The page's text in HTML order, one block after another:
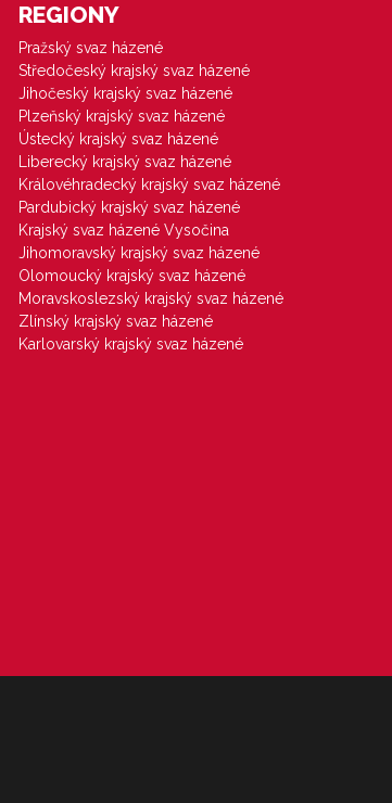
REGIONY
Pražský svaz házené
Středočeský krajský svaz házené
Jihočeský krajský svaz házené
Plzeňský krajský svaz házené
Ústecký krajský svaz házené
Liberecký krajský svaz házené
Královéhradecký krajský svaz házené
Pardubický krajský svaz házené
Krajský svaz házené Vysočina
Jihomoravský krajský svaz házené
Olomoucký krajský svaz házené
Moravskoslezský krajský svaz házené
Zlínský krajský svaz házené
Karlovarský krajský svaz házené